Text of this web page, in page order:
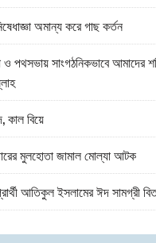
অমান্য করে গাছ কর্তন
পথসভায় সাংগঠনিকভাবে আমাদের
কাল বিয়ে
মুলহোতা জামাল মোল্যা আটক
আতিকুল ইসলামের ঈদ সামগ্রী